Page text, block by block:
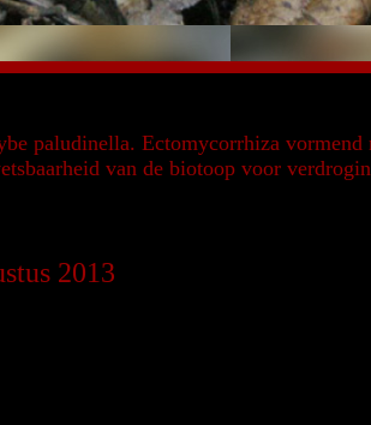
paludinella. Ectomycorrhiza
van de biotoop voor
2013